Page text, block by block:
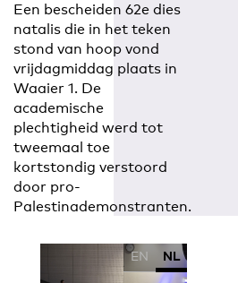
Een bescheiden 62e dies
natalis die in het teken
stond van hoop vond
vrijdagmiddag plaats in
Waaier 1. De
academische
plechtigheid werd tot
tweemaal toe
kortstondig verstoord
door pro-
Palestinademonstranten.
EN NL